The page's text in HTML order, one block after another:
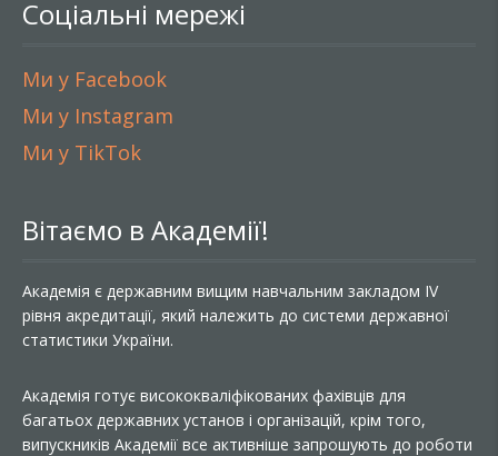
Соціальні мережі
Ми у Facebook
Ми у Instagram
Ми у TikTok
Вітаємо в Академії!
Академія є державним вищим навчальним закладом IV
рівня акредитації, який належить до системи державної
статистики України.
Академія готує висококваліфікованих фахівців для
багатьох державних установ і організацій, крім того,
випускників Академії все активніше запрошують до роботи